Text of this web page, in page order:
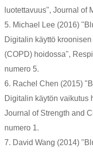
luotettavuus", Journal of
5. Michael Lee (2016)
Digitalin käyttö
(COPD) hoidossa",
numero 5.
6. Rachel Chen (2015)
Digitalin käytön vaikutus
Journal of Strength and
numero 1.
7. David Wang (2014)